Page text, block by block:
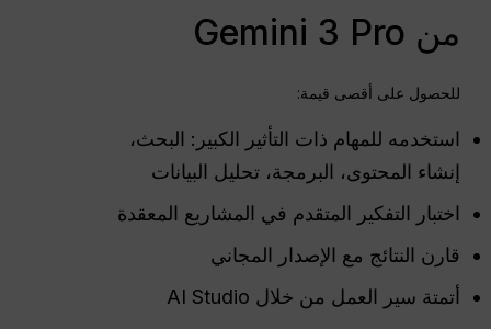
من Gemini 3 Pro
للحصول على أقصى قيمة:
استخدمه للمهام ذات التأثير الكبير: البحث،
إنشاء المحتوى، البرمجة، تحليل البيانات
اختبار التفكير المتقدم في المشاريع المعقدة
قارن النتائج مع الإصدار المجاني
أتمتة سير العمل من خلال AI Studio